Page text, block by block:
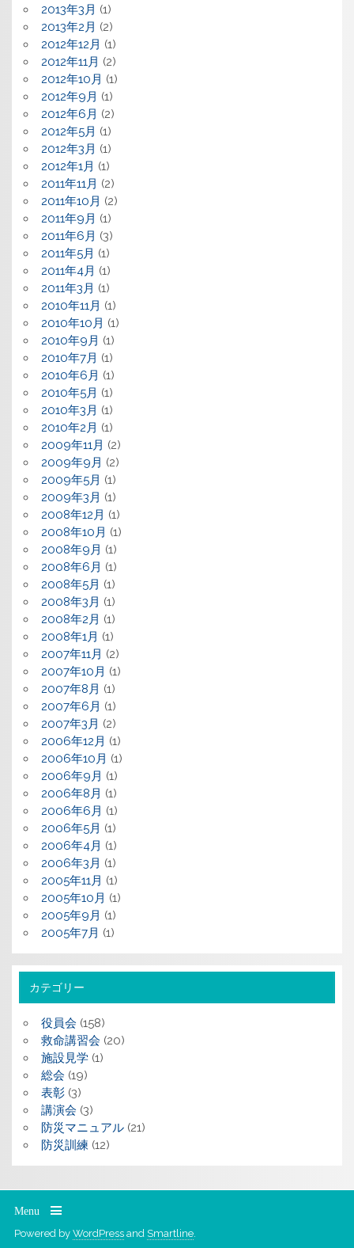
2013年3月 (1)
2013年2月 (2)
2012年12月 (1)
2012年11月 (2)
2012年10月 (1)
2012年9月 (1)
2012年6月 (2)
2012年5月 (1)
2012年3月 (1)
2012年1月 (1)
2011年11月 (2)
2011年10月 (2)
2011年9月 (1)
2011年6月 (3)
2011年5月 (1)
2011年4月 (1)
2011年3月 (1)
2010年11月 (1)
2010年10月 (1)
2010年9月 (1)
2010年7月 (1)
2010年6月 (1)
2010年5月 (1)
2010年3月 (1)
2010年2月 (1)
2009年11月 (2)
2009年9月 (2)
2009年5月 (1)
2009年3月 (1)
2008年12月 (1)
2008年10月 (1)
2008年9月 (1)
2008年6月 (1)
2008年5月 (1)
2008年3月 (1)
2008年2月 (1)
2008年1月 (1)
2007年11月 (2)
2007年10月 (1)
2007年8月 (1)
2007年6月 (1)
2007年3月 (2)
2006年12月 (1)
2006年10月 (1)
2006年9月 (1)
2006年8月 (1)
2006年6月 (1)
2006年5月 (1)
2006年4月 (1)
2006年3月 (1)
2005年11月 (1)
2005年10月 (1)
2005年9月 (1)
2005年7月 (1)
カテゴリー
役員会 (158)
救命講習会 (20)
施設見学(1)
総会 (19)
表彰(3)
講演会 (3)
防災マニュアル(21)
防災訓練(12)
Menu
Powered byWordPress and Smartline